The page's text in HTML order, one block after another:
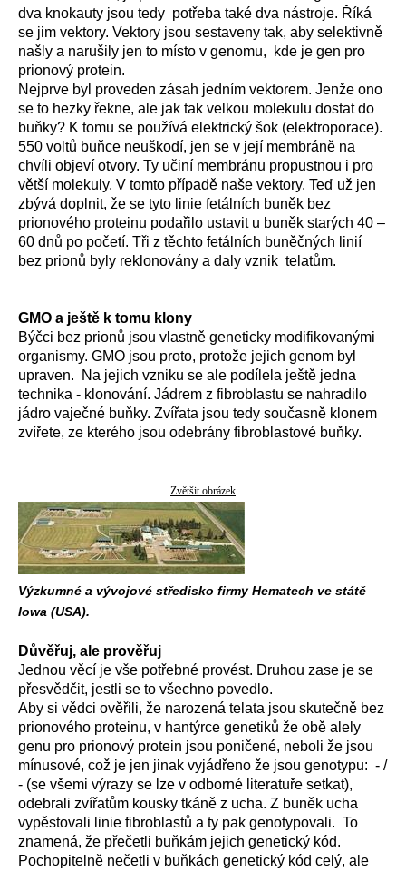
dva knokauty jsou tedy potřeba také dva nástroje. Říká
se jim vektory. Vektory jsou sestaveny tak, aby selektivně
našly a narušily jen to místo v genomu, kde je gen pro
prionový protein.
Nejprve byl proveden zásah jedním vektorem. Jenže ono
se to hezky řekne, ale jak tak velkou molekulu dostat do
buňky? K tomu se používá elektrický šok (elektroporace).
550 voltů buňce neuškodí, jen se v její membráně na
chvíli objeví otvory. Ty učiní membránu propustnou i pro
větší molekuly. V tomto případě naše vektory. Teď už jen
zbývá doplnit, že se tyto linie fetálních buněk bez
prionového proteinu podařilo ustavit u buněk starých 40 –
60 dnů po početí. Tři z těchto fetálních buněčných linií
bez prionů byly reklonovány a daly vznik telatům.
GMO a ještě k tomu klony
Býčci bez prionů jsou vlastně geneticky modifikovanými
organismy. GMO jsou proto, protože jejich genom byl
upraven. Na jejich vzniku se ale podílela ještě jedna
technika - klonování. Jádrem z fibroblastu se nahradilo
jádro vaječné buňky. Zvířata jsou tedy současně klonem
zvířete, ze kterého jsou odebrány fibroblastové buňky.
Zvětšit obrázek
Výzkumné a vývojové středisko firmy Hematech ve státě
Iowa (USA).
Důvěřuj, ale prověřuj
Jednou věcí je vše potřebné provést. Druhou zase je se
přesvědčit, jestli se to všechno povedlo.
Aby si vědci ověřili, že narozená telata jsou skutečně bez
prionového proteinu, v hantýrce genetiků že obě alely
genu pro prionový protein jsou poničené, neboli že jsou
mínusové, což je jen jinak vyjádřeno že jsou genotypu: - /
- (se všemi výrazy se lze v odborné literatuře setkat),
odebrali zvířatům kousky tkáně z ucha. Z buněk ucha
vypěstovali linie fibroblastů a ty pak genotypovali. To
znamená, že přečetli buňkám jejich genetický kód.
Pochopitelně nečetli v buňkách genetický kód celý, ale